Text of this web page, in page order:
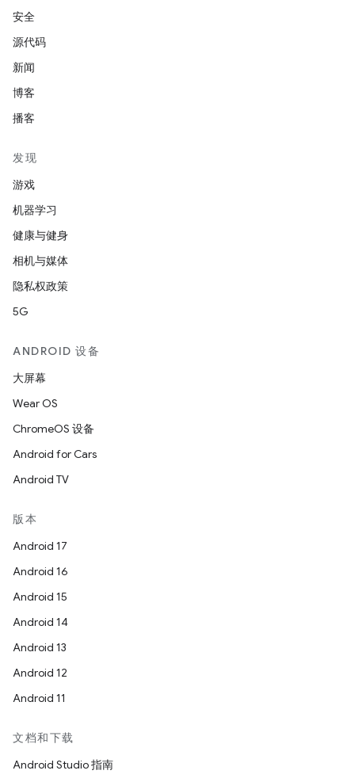
安全
源代码
新闻
博客
播客
发现
游戏
机器学习
健康与健身
相机与媒体
隐私权政策
5G
ANDROID 设备
大屏幕
Wear OS
ChromeOS 设备
Android for Cars
Android TV
版本
Android 17
Android 16
Android 15
Android 14
Android 13
Android 12
Android 11
文档和下载
Android Studio 指南